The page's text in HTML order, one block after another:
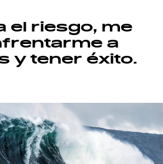
el riesgo, me
a
y tener éxito.